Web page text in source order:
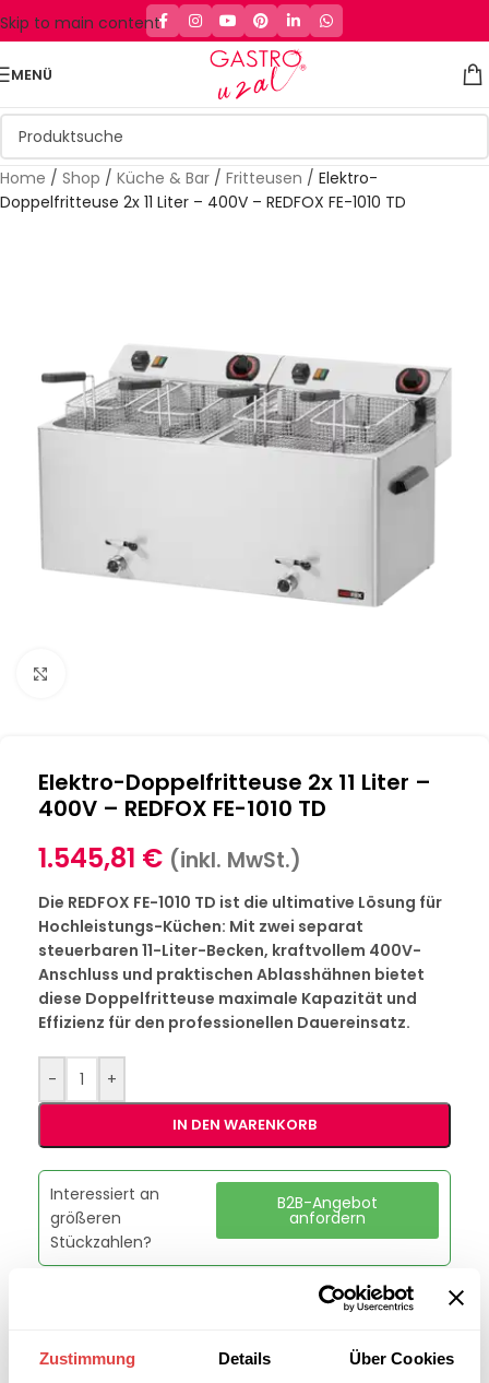
Zustimmung Details Über Cookies
Skip to main content
MENÜ
Home / Shop / Küche & Bar / Fritteusen / Elektro-
Doppelfritteuse 2x 11 Liter – 400V – REDFOX FE-1010 TD
Elektro-Doppelfritteuse 2x 11 Liter –
400V – REDFOX FE-1010 TD
1.545,81 € (inkl. MwSt.)
Die REDFOX FE-1010 TD ist die ultimative Lösung für
Hochleistungs-Küchen: Mit zwei separat
steuerbaren 11-Liter-Becken, kraftvollem 400V-
Anschluss und praktischen Ablasshähnen bietet
diese Doppelfritteuse maximale Kapazität und
Effizienz für den professionellen Dauereinsatz.
- +
IN DEN WARENKORB
Interessiert an
größeren
Stückzahlen?
B2B-Angebot
anfordern
Kategorie:
Marke:Redfox